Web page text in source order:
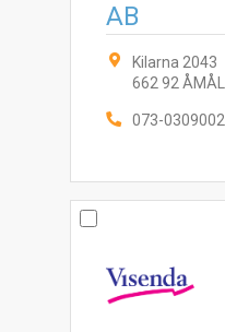
AB
Kilarna 2043
662 92 ÅMÅL
073-0309002